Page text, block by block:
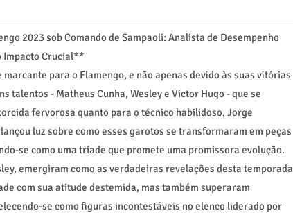
2023 sob Comando de Sampaoli: Analista de Desempenho
Impacto Crucial**
para o Flamengo, e não apenas devido às suas vitórias
talentos - Matheus Cunha, Wesley e Victor Hugo - que se
fervorosa quanto para o técnico habilidoso, Jorge
luz sobre como esses garotos se transformaram em peças
se como uma tríade que promete uma promissora evolução.
emergiram como as verdadeiras revelações desta temporada
com sua atitude destemida, mas também superaram
se como figuras incontestáveis no elenco liderado por